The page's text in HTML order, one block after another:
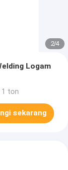
2/4
Logam
1 ton
sekarang